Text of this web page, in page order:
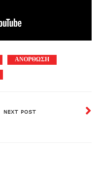
ΑΝΟΡΘΩΣΗ
NEXT POST